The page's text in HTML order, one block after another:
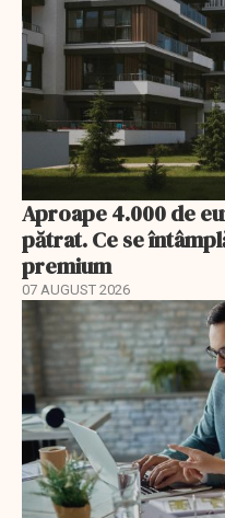
Aproape 4.000 de
pătrat. Ce se
premium
07 AUGUST 2026